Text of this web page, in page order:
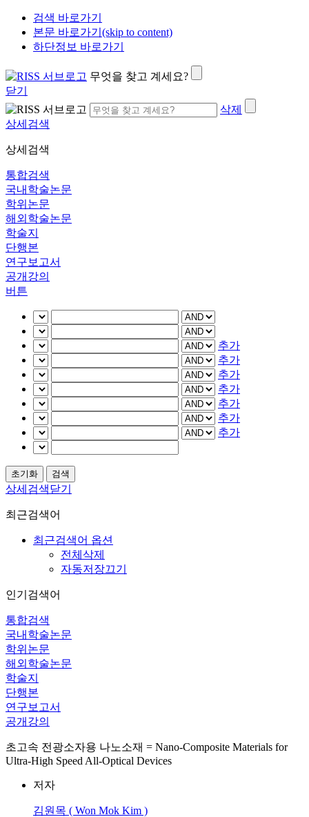
검색 바로가기
본문 바로가기(skip to content)
하단정보 바로가기
무엇을 찾고 계세요?
닫기
삭제
상세검색
상세검색
통합검색
국내학술논문
학위논문
해외학술논문
학술지
단행본
연구보고서
공개강의
버튼
추가
추가
추가
추가
추가
추가
추가
상세검색닫기
최근검색어
최근검색어 옵션
전체삭제
자동저장끄기
인기검색어
통합검색
국내학술논문
학위논문
해외학술논문
학술지
단행본
연구보고서
공개강의
초고속 전광소자용 나노소재 = Nano-Composite Materials for
Ultra-High Speed All-Optical Devices
저자
김원목 ( Won Mok Kim )